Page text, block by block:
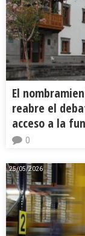
El
reabre el
acceso a la
0
25/05/2026